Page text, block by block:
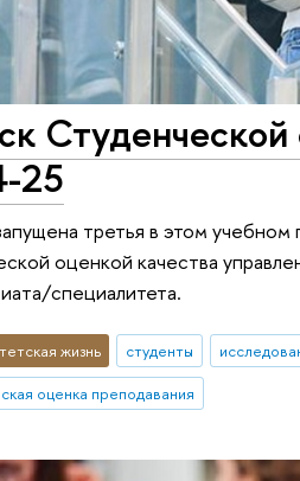
25
третья в этом
оценкой качества
специалитета.
жизнь студенты
оценка преподавания